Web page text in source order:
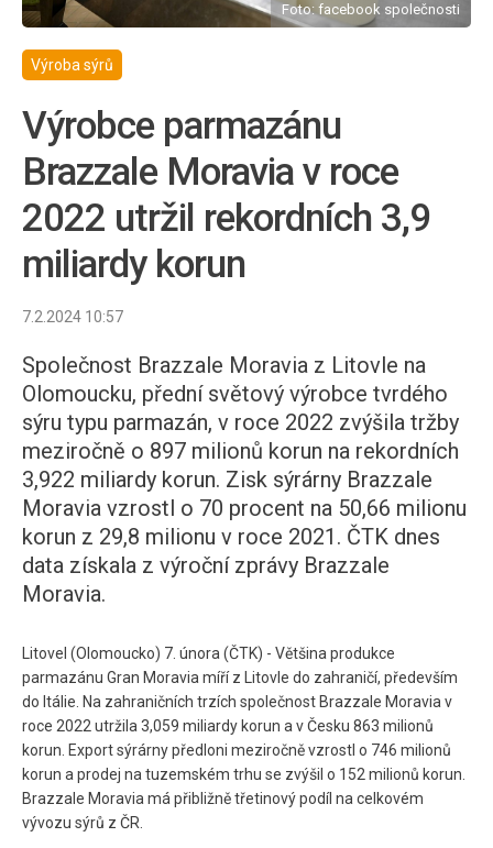
Foto: facebook společnosti
Výroba sýrů
Výrobce parmazánu
Brazzale Moravia v roce
2022 utržil rekordních 3,9
miliardy korun
7.2.2024 10:57
Společnost Brazzale Moravia z Litovle na
Olomoucku, přední světový výrobce tvrdého
sýru typu parmazán, v roce 2022 zvýšila tržby
meziročně o 897 milionů korun na rekordních
3,922 miliardy korun. Zisk sýrárny Brazzale
Moravia vzrostl o 70 procent na 50,66 milionu
korun z 29,8 milionu v roce 2021. ČTK dnes
data získala z výroční zprávy Brazzale
Moravia.
Litovel (Olomoucko) 7. února (ČTK) - Většina produkce
parmazánu Gran Moravia míří z Litovle do zahraničí, především
do Itálie. Na zahraničních trzích společnost Brazzale Moravia v
roce 2022 utržila 3,059 miliardy korun a v Česku 863 milionů
korun. Export sýrárny předloni meziročně vzrostl o 746 milionů
korun a prodej na tuzemském trhu se zvýšil o 152 milionů korun.
Brazzale Moravia má přibližně třetinový podíl na celkovém
vývozu sýrů z ČR.